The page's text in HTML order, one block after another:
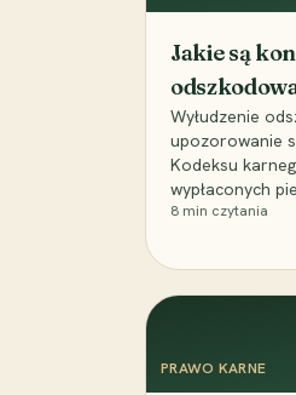
Jakie są
Wyłudzenie
upozorowanie
Kodeksu
wypłaconych
8 min czytania
PRAWO KARNE